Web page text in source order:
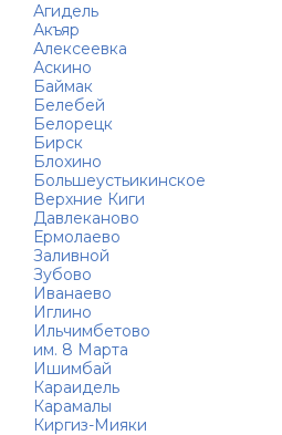
Агидель
Акъяр
Алексеевка
Аскино
Баймак
Белебей
Белорецк
Бирск
Блохино
Большеустьикинское
Верхние Киги
Давлеканово
Ермолаево
Заливной
Зубово
Иванаево
Иглино
Ильчимбетово
им. 8 Марта
Ишимбай
Караидель
Карамалы
Киргиз-Мияки